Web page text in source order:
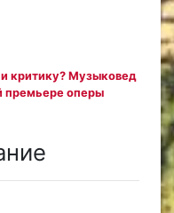
критику? Музыковед
премьере оперы